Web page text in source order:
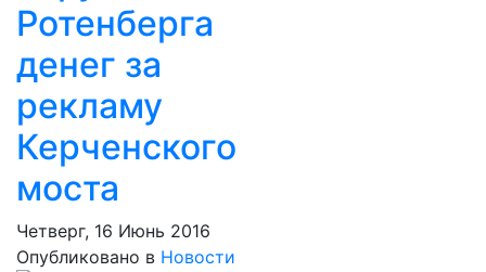
Ротенберга
денег за
рекламу
Керченского
моста
Четверг, 16 Июнь 2016
Опубликовано в Новости